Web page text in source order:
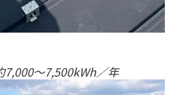
7,000〜7,500kWh／年